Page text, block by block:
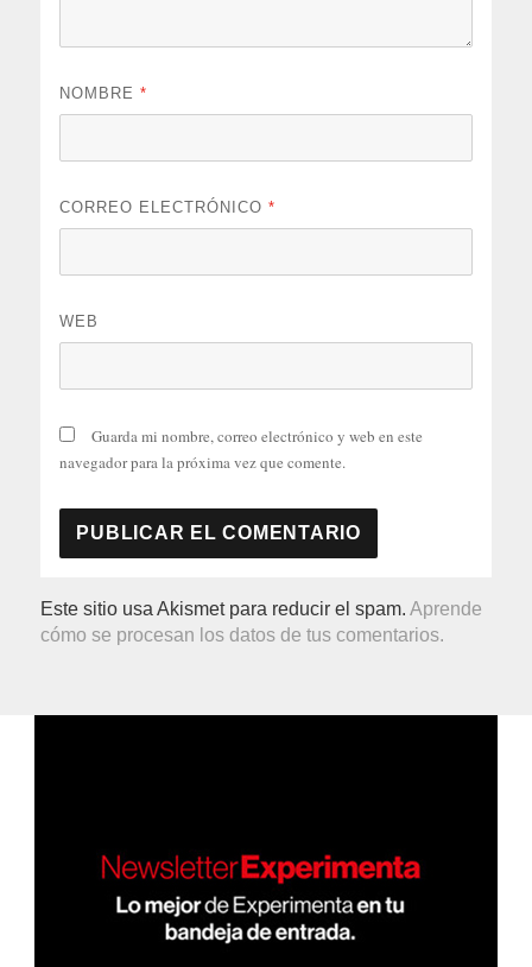
NOMBRE*
CORREO ELECTRÓNICO*
WEB
Guarda mi nombre, correo electrónico y web en este
navegador para la próxima vez que comente.
Este sitio usa Akismet para reducir el spam.Aprende
cómo se procesan los datos de tus comentarios.